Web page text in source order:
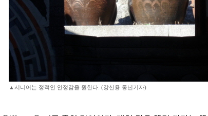
▲시니어는 정적인 안정감을 원한다. (강신용 동년기자)